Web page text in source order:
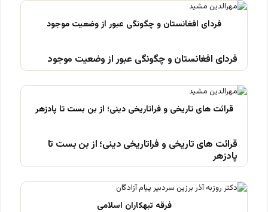
فردای افغانستان و چگونگی عبور از وضعیت موجود
قرائت های تاریخی و فراتاریخی دینی؛ از بن بست تا
پادزهر